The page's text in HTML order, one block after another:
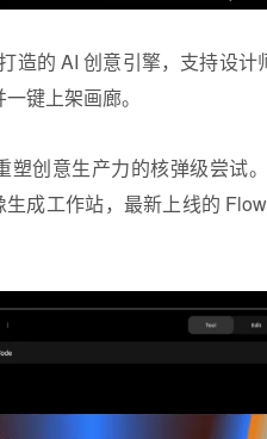
造的 AI 创意引擎，支持设计
键上架画廊。
塑创意生产力的核弹级尝试
成工作站，最新上线的